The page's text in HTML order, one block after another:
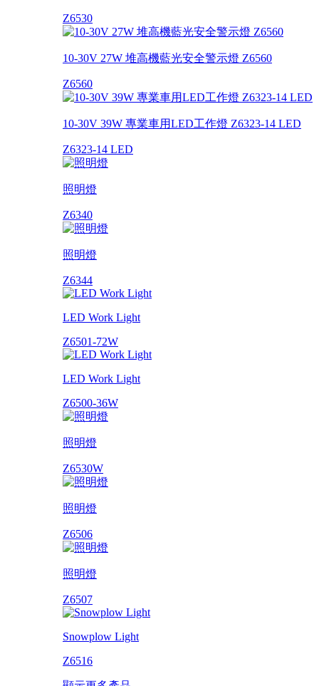
Z6530
10-30V 27W 堆高機藍光安全警示燈 Z6560
Z6560
10-30V 39W 專業車用LED工作燈 Z6323-14 LED
Z6323-14 LED
照明燈
Z6340
照明燈
Z6344
LED Work Light
Z6501-72W
LED Work Light
Z6500-36W
照明燈
Z6530W
照明燈
Z6506
照明燈
Z6507
Snowplow Light
Z6516